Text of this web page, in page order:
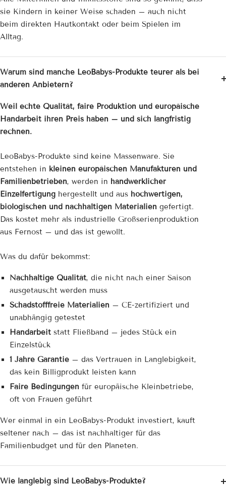
sie Kindern in keiner Weise schaden – auch nicht
beim direkten Hautkontakt oder beim Spielen im
Alltag.
Warum sind manche LeoBabys-Produkte teurer als bei
anderen Anbietern?
Weil echte Qualität, faire Produktion und europäische
Handarbeit ihren Preis haben – und sich langfristig
rechnen.
LeoBabys-Produkte sind keine Massenware. Sie
entstehen in kleinen europäischen Manufakturen und
Familienbetrieben, werden in handwerklicher
Einzelfertigung hergestellt und aus hochwertigen,
biologischen und nachhaltigen Materialien gefertigt.
Das kostet mehr als industrielle Großserienproduktion
aus Fernost – und das ist gewollt.
Was du dafür bekommst:
Nachhaltige Qualität, die nicht nach einer Saison
ausgetauscht werden muss
Schadstofffreie Materialien – CE-zertifiziert und
unabhängig getestet
Handarbeitstatt Fließband – jedes Stück ein
Einzelstück
1 Jahre Garantie– das Vertrauen in Langlebigkeit,
das kein Billigprodukt leisten kann
Faire Bedingungen für europäische Kleinbetriebe,
oft von Frauen geführt
Wer einmal in ein LeoBabys-Produkt investiert, kauft
seltener nach – das ist nachhaltiger für das
Familienbudget und für den Planeten.
Wie langlebig sind LeoBabys-Produkte?